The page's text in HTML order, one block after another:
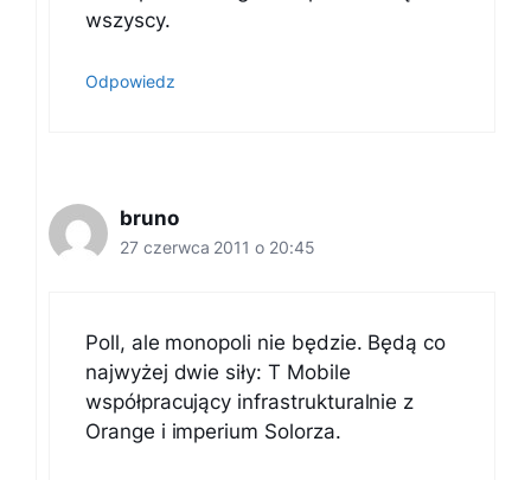
wszyscy.
Odpowiedz
bruno
27 czerwca 2011 o 20:45
Poll, ale monopoli nie będzie. Będą co
najwyżej dwie siły: T Mobile
współpracujący infrastrukturalnie z
Orange i imperium Solorza.